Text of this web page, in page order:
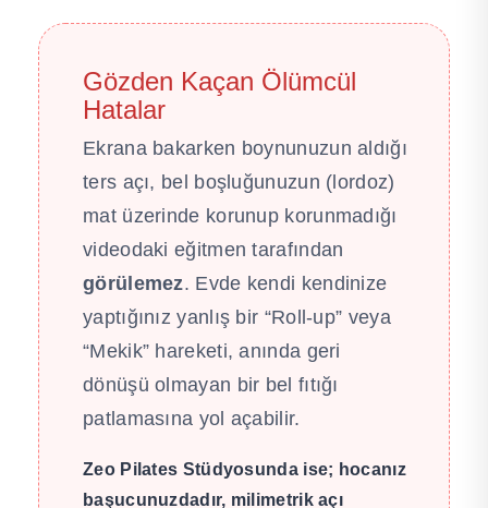
Gözden Kaçan Ölümcül
Hatalar
Ekrana bakarken boynunuzun aldığı
ters açı, bel boşluğunuzun (lordoz)
mat üzerinde korunup korunmadığı
videodaki eğitmen tarafından
görülemez. Evde kendi kendinize
yaptığınız yanlış bir “Roll-up” veya
“Mekik” hareketi, anında geri
dönüşü olmayan bir bel fıtığı
patlamasına yol açabilir.
Zeo Pilates Stüdyosunda ise; hocanız
başucunuzdadır, milimetrik açı